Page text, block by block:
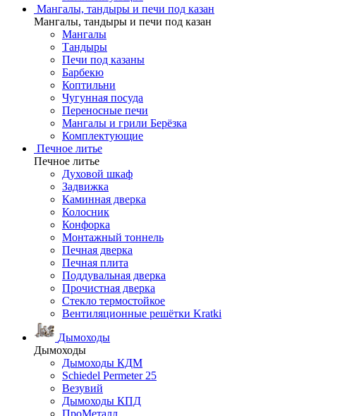
Мангалы, тандыры и печи под казан
Мангалы, тандыры и печи под казан
Мангалы
Тандыры
Печи под казаны
Барбекю
Коптильни
Чугунная посуда
Переносные печи
Мангалы и грили Берёзка
Комплектующие
Печное литье
Печное литье
Духовой шкаф
Задвижка
Каминная дверка
Колосник
Конфорка
Монтажный тоннель
Печная дверка
Печная плита
Поддувальная дверка
Прочистная дверка
Стекло термостойкое
Вентиляционные решётки Kratki
Дымоходы
Дымоходы
Дымоходы КДМ
Schiedel Permeter 25
Везувий
Дымоходы КПД
ПроМеталл